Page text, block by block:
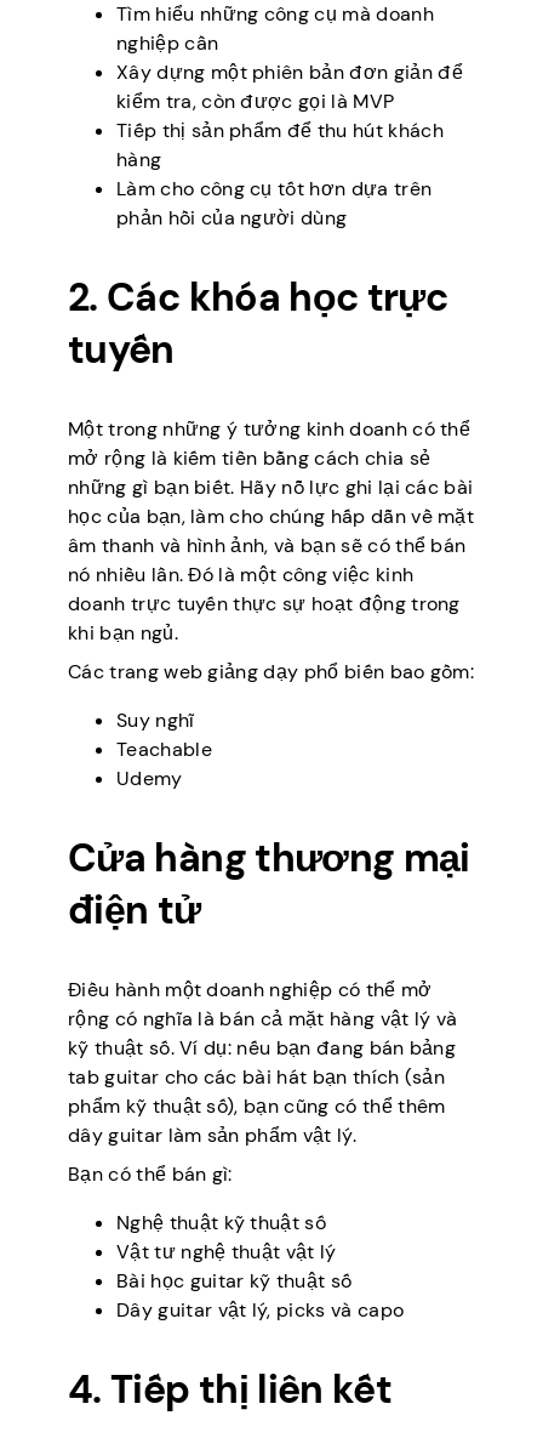
Tìm hiểu những công cụ mà doanh
nghiệp cần
Xây dựng một phiên bản đơn giản để
kiểm tra, còn được gọi là MVP
Tiếp thị sản phẩm để thu hút khách
hàng
Làm cho công cụ tốt hơn dựa trên
phản hồi của người dùng
2. Các khóa học trực
tuyến
Một trong những ý tưởng kinh doanh có thể
mở rộng là kiếm tiền bằng cách chia sẻ
những gì bạn biết. Hãy nỗ lực ghi lại các bài
học của bạn, làm cho chúng hấp dẫn về mặt
âm thanh và hình ảnh, và bạn sẽ có thể bán
nó nhiều lần. Đó là một công việc kinh
doanh trực tuyến thực sự hoạt động trong
khi bạn ngủ.
Các trang web giảng dạy phổ biến bao gồm:
Suy nghĩ
Teachable
Udemy
Cửa hàng thương mại
điện tử
Điều hành một doanh nghiệp có thể mở
rộng có nghĩa là bán cả mặt hàng vật lý và
kỹ thuật số. Ví dụ: nếu bạn đang bán bảng
tab guitar cho các bài hát bạn thích (sản
phẩm kỹ thuật số), bạn cũng có thể thêm
dây guitar làm sản phẩm vật lý.
Bạn có thể bán gì:
Nghệ thuật kỹ thuật số
Vật tư nghệ thuật vật lý
Bài học guitar kỹ thuật số
Dây guitar vật lý, picks và capo
4. Tiếp thị liên kết